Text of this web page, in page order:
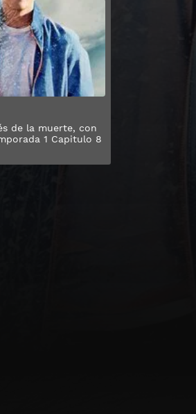
de la muerte, con
1 Capitulo 8